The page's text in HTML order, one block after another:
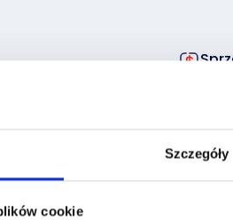
Szczegóły
cookie